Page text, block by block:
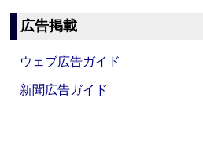
広告掲載
ウェブ広告ガイド
新聞広告ガイド